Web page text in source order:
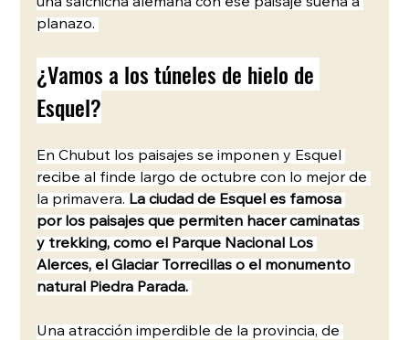
planazo.
¿Vamos a los túneles de hielo de
Esquel?
En Chubut los paisajes se imponen y Esquel
recibe al finde largo de octubre con lo mejor de
la primavera. La ciudad de Esquel es famosa
por los paisajes que permiten hacer caminatas
y trekking, como el Parque Nacional Los
Alerces, el Glaciar Torrecillas o el monumento
natural Piedra Parada.
Una atracción imperdible de la provincia, de